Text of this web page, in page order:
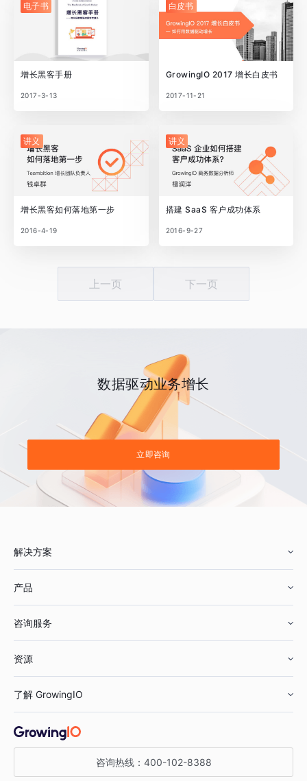
电子书
增长黑客手册
2017-3-13
白皮书
GrowingIO 2017 增长白皮书
2017-11-21
讲义
增长黑客如何落地第一步
2016-4-19
讲义
搭建 SaaS 客户成功体系
2016-9-27
上一页 下一页
数据驱动业务增长
立即咨询
解决方案
鞋服行业
汽车行业
金融行业
产品
智能运营
获客分析
咨询服务
资源
增长公开课
增长博客
了解 GrowingIO
关于 GrowingIO
增长大会
咨询热线： 400-102-8388